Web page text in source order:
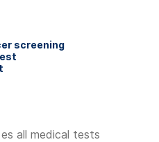
screening
all medical tests